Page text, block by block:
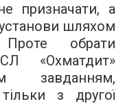
призначати, а
шляхом
Проте обрати
«Охматдит»
завданням,
з другої